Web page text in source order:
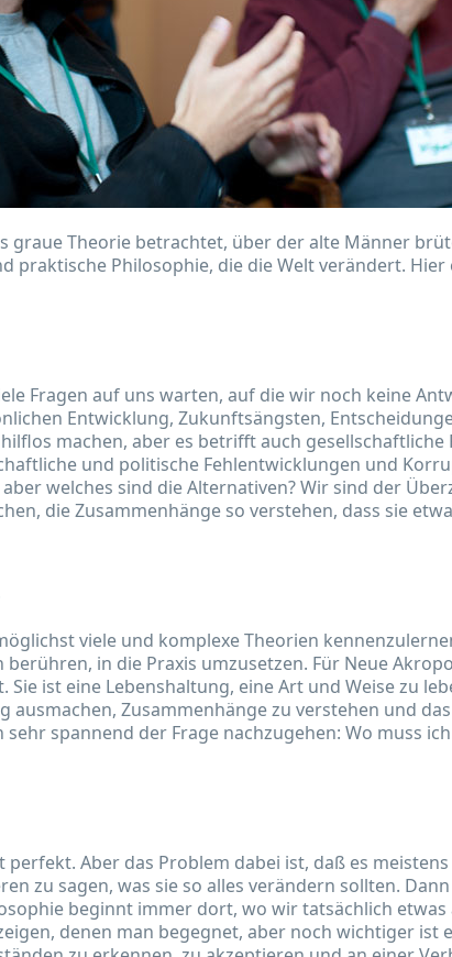
graue Theorie betrachtet, über der alte Männer
praktische Philosophie, die die Welt verändert.
Fragen auf uns warten, auf die wir noch keine
Entwicklung, Zukunftsängsten,
machen, aber es betrifft auch gesellschaftliche
und politische Fehlentwicklungen und
welches sind die Alternativen? Wir sind der
die Zusammenhänge so verstehen, dass sie
viele und komplexe Theorien
berühren, in die Praxis umzusetzen. Für Neue
ist eine Lebenshaltung, eine Art und Weise zu
ausmachen, Zusammenhänge zu verstehen und
spannend der Frage nachzugehen: Wo muss
Aber das Problem dabei ist, daß es
zu sagen, was sie so alles verändern sollten.
beginnt immer dort, wo wir tatsächlich etwas
denen man begegnet, aber noch wichtiger ist